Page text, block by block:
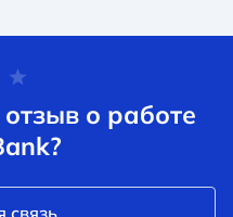
о работе